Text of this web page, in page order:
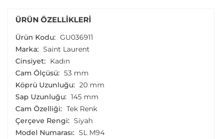
ÜRÜN ÖZELLIKLERI
Ürün Kodu: GU036911
Marka: Saint Laurent
Cinsiyet: Kadın
Cam Ölçüsü: 53 mm
Köprü Uzunluğu: 20 mm
Sap Uzunluğu: 145 mm
Cam Özelliği: Tek Renk
Çerçeve Rengi: Siyah
Model Numarası: SL M94